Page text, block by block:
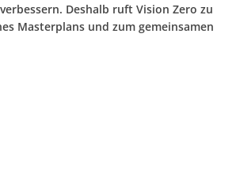
Deshalb ruft Vision Zero zu
Masterplans und zum gemeinsamen